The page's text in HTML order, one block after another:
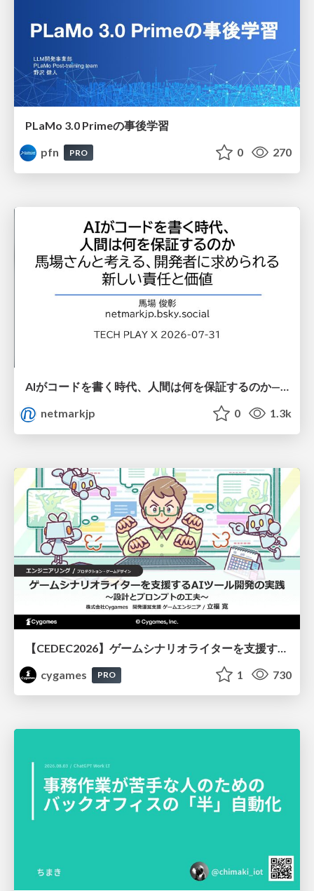
PLaMo 3.0 Primeの事後学習
pfn
PRO 0 270
AIがコードを書く時代、人間は何を保証するのか———馬場さんと考える、開発者に求められる新しい責任と価値 - TECH PLAY
netmarkjp
0 1.3k
cygames
PRO 1 730